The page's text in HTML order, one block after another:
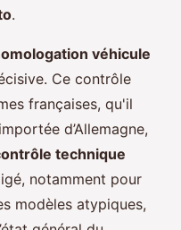
.
véhicule
Ce contrôle
françaises, qu'il
d’Allemagne,
technique
notamment pour
modèles atypiques,